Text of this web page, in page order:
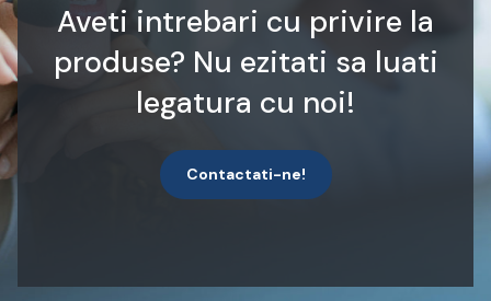
Aveti intrebari cu privire la
produse? Nu ezitati sa luati
legatura cu noi!
Contactati-ne!